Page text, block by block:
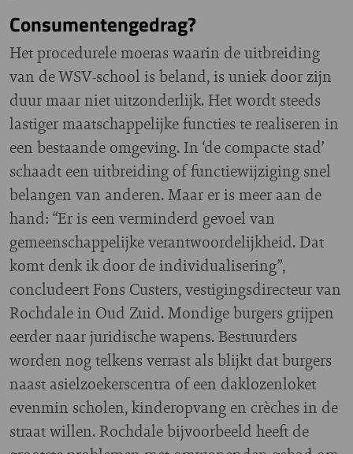
Consumentengedrag?
Het procedurele moeras waarin de uitbreiding
van de WSV-school is beland, is uniek door zijn
duur maar niet uitzonderlijk. Het wordt steeds
lastiger maatschappelijke functies te realiseren in
een bestaande omgeving. In ‘de compacte stad’
schaadt een uitbreiding of functiewijziging snel
belangen van anderen. Maar er is meer aan de
hand: “Er is een verminderd gevoel van
gemeenschappelijke verantwoordelijkheid. Dat
komt denk ik door de individualisering”,
concludeert Fons Custers, vestigingsdirecteur van
Rochdale in Oud Zuid. Mondige burgers grijpen
eerder naar juridische wapens. Bestuurders
worden nog telkens verrast als blijkt dat burgers
naast asielzoekerscentra of een daklozenloket
evenmin scholen, kinderopvang en crèches in de
straat willen. Rochdale bijvoorbeeld heeft de